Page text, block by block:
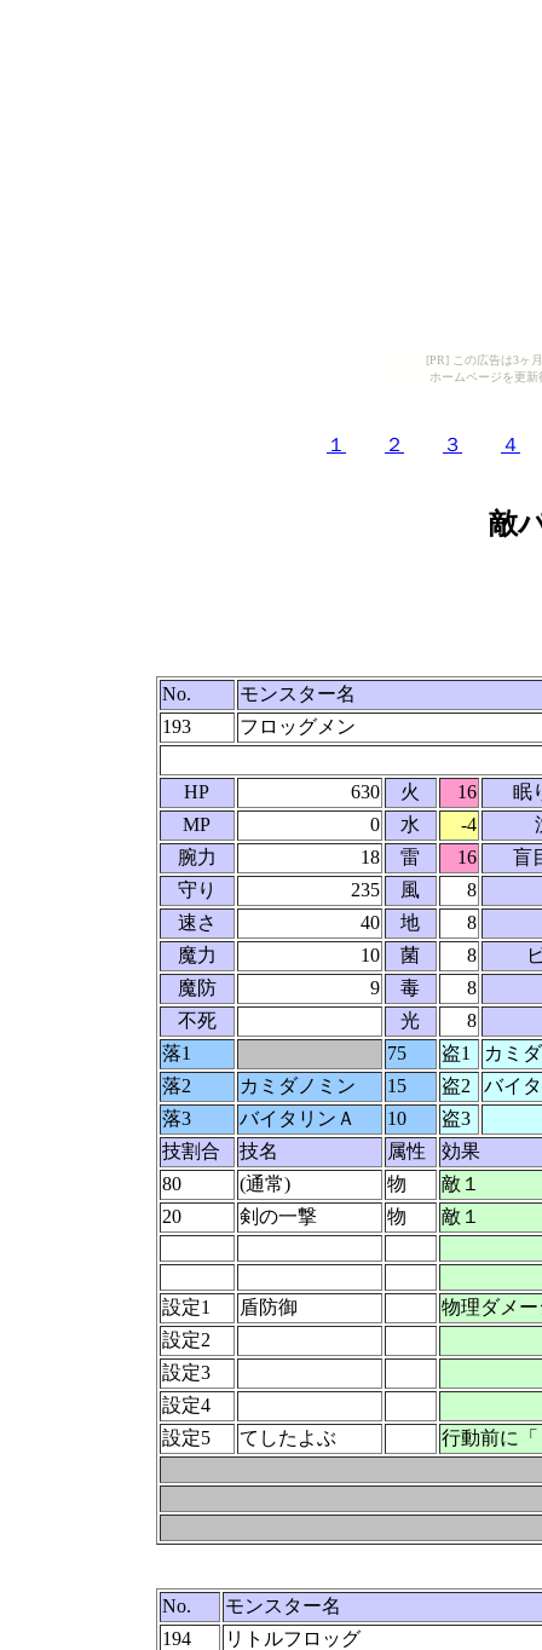
[PR] この広告は3ヶ
ホームページを更
１ ２ ３ ４
敵
No.
モンスター名
193
フロッグメン
HP 630 火 16
眠
MP
0 水 -4
腕力
18 雷 16
盲
守り
235 風
8
速さ
40 地
8
魔力
10 菌 8
魔防
9 毒
8
不死
光
8
落1
75 盗1
カミ
落2
カミダノミン 15 盗2
バイ
落3
バイタリンＡ 10
盗3
技割合
技名 属性
効果
80
(通常) 物
敵１
20
剣の一撃 物 敵１
設定1 盾防御
物理ダメ
設定2
設定3
設定4
設定5
てしたよぶ 行動前に
No.
モンスター名
194
リトルフロッグ